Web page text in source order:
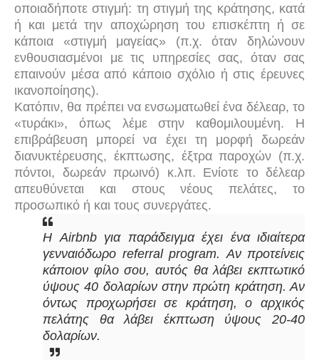
οποιαδήποτε στιγμή: τη στιγμή της κράτησης, κατά
ή και μετά την αποχώρηση του επισκέπτη ή σε
κάποια «στιγμή μαγείας» (π.χ. όταν δηλώνουν
ενθουσιασμένοι με τις υπηρεσίες σας, όταν σας
επαινούν μέσα από κάποιο σχόλιο ή στις έρευνες
ικανοποίησης).
Κατόπιν, θα πρέπει να ενσωματωθεί ένα δέλεαρ, το
«τυράκι», όπως λέμε στην καθομιλουμένη. Η
επιβράβευση μπορεί να έχει τη μορφή δωρεάν
διανυκτέρευσης, έκπτωσης, έξτρα παροχών (π.χ.
πόντοι, δωρεάν πρωινό) κ.λπ. Ενίοτε το δέλεαρ
απευθύνεται και στους νέους πελάτες, το
προσωπικό ή και τους συνεργάτες.
ΗAirbnb για παράδειγμα έχει ένα ιδιαίτερα
γενναιόδωρο referral program. Αν προτείνεις
κάποιον φίλο σου, αυτός θα λάβει εκπτωτικό
ύψους 40 δολαρίων στην πρώτη κράτηση. Αν
όντως προχωρήσει σε κράτηση, ο αρχικός
πελάτης θα λάβει έκπτωση ύψους 20-40
δολαρίων.